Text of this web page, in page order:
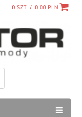
0 SZT. / 0.00 PLN